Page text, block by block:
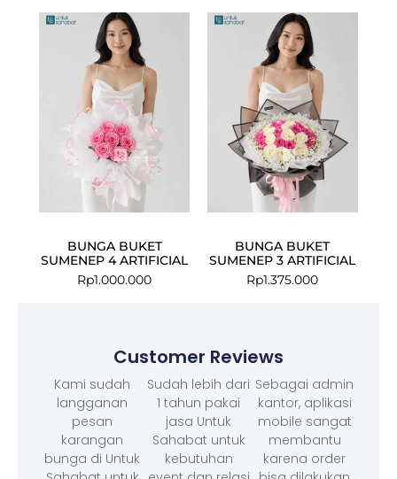
BUNGA BUKET
SUMENEP 4 ARTIFICIAL
Rp1.000.000
BUNGA BUKET
SUMENEP 3 ARTIFICIAL
Rp1.375.000
Customer Reviews
Kami sudah
langganan
pesan
karangan
bunga di Untuk
Sudah lebih dari
1 tahun pakai
jasa Untuk
Sahabat untuk
kebutuhan
Sebagai admin
kantor, aplikasi
mobile sangat
membantu
karena order